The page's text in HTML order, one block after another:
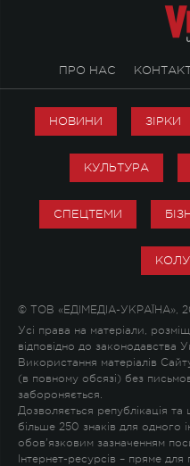
ПРО НАС
НОВИНИ ЗІРКИ
КУЛЬТУРА
СПЕЦТЕМИ
© ТОВ «ЕДІМЕДІА-УКРАЇНА»,
Усі права на матеріали,
відповідно до законодавства
Використання матеріалів
(в повному обсязі) без
забороняється.
Дозволяється републікація
більше 250 знаків для одного
обов'язковим зазначенням
Інтернет-ресурсів – пряме